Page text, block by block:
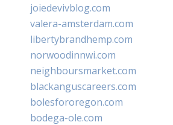
joiedevivblog.com
valera-amsterdam.com
libertybrandhemp.com
norwoodinnwi.com
neighboursmarket.com
blackanguscareers.com
bolesfororegon.com
bodega-ole.com